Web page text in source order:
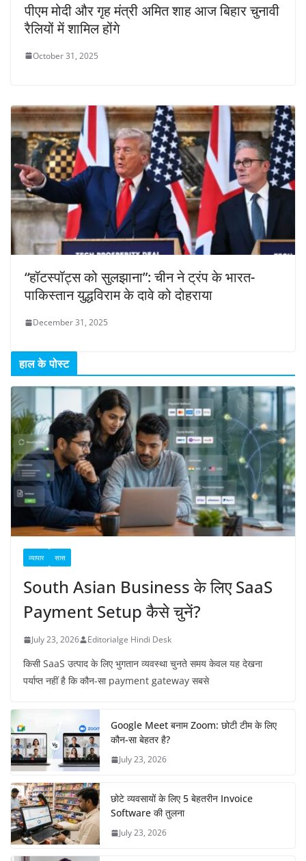
पीएम मोदी और गृह मंत्री अमित शाह आज बिहार चुनावी
रैलियों में शामिल होंगे
October 31, 2025
“हॉटस्पॉट्स को सुलझाना”: चीन ने ट्रंप के भारत-
पाकिस्तान युद्धविराम के दावे को दोहराया
December 31, 2025
हाल के पोस्ट
व्यापार सास
South Asian Business के लिए SaaS
Payment Setup कैसे चुनें?
July 23, 2026 Editorialge Hindi Desk
किसी SaaS उत्पाद के लिए भुगतान व्यवस्था चुनते समय केवल यह देखना
पर्याप्त नहीं है कि कौन-सा payment gateway सबसे
Google Meet बनाम Zoom: छोटी टीम के लिए
कौन-सा बेहतर है?
July 23, 2026
छोटे व्यवसायों के लिए 5 बेहतरीन Invoice
Software की तुलना
July 23, 2026